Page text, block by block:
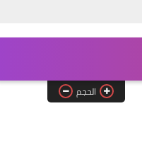
الحجم